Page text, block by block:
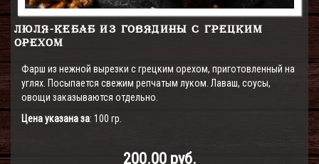
ЛЮЛЯ-КЕБАБ ИЗ ГОВЯДИНЫ С ГРЕЦКИМ
ОРЕХОМ
Фарш из нежной вырезки с грецким орехом, приготовленный на
углях. Посыпается свежим репчатым луком. Лаваш, соусы,
овощи заказываются отдельно.
Цена указана за: 100 гр.
200.00 руб.